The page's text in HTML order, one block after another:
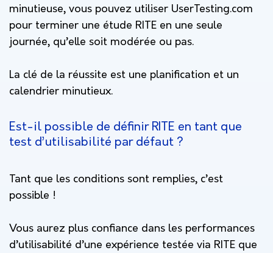
minutieuse, vous pouvez utiliser UserTesting.com
pour terminer une étude RITE en une seule
journée, qu’elle soit modérée ou pas.
La clé de la réussite est une planification et un
calendrier minutieux.
Est-il possible de définir RITE en tant que
test d’utilisabilité par défaut ?
Tant que les conditions sont remplies, c’est
possible !
Vous aurez plus confiance dans les performances
d’utilisabilité d’une expérience testée via RITE que